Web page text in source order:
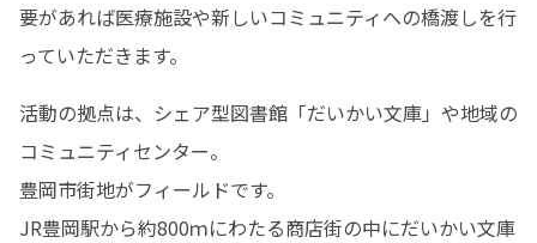
要があれば医療施設や新しいコミュニティへの橋渡しを行
っていただきます。
活動の拠点は、シェア型図書館「だいかい文庫」や地域の
コミュニティセンター。
豊岡市街地がフィールドです。
JR豊岡駅から約800ｍにわたる商店街の中にだいかい文庫